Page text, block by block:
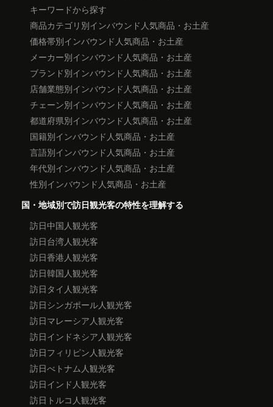
キーワードから探す
商品カテゴリ別インバウンド人気商品・お土産
価格帯別インバウンド人気商品・お土産
メーカー別インバウンド人気商品・お土産
ブランド別インバウンド人気商品・お土産
店舗業態別インバウンド人気商品・お土産
チェーン別インバウンド人気商品・お土産
都道府県別インバウンド人気商品・お土産
国籍別インバウンド人気商品・お土産
言語別インバウンド人気商品・お土産
年代別インバウンド人気商品・お土産
性別インバウンド人気商品・お土産
国・地域別で訪日観光客の特性を理解する
訪日中国人観光客
訪日台湾人観光客
訪日香港人観光客
訪日韓国人観光客
訪日タイ人観光客
訪日シンガポール人観光客
訪日マレーシア人観光客
訪日インドネシア人観光客
訪日フィリピン人観光客
訪日べトナム人観光客
訪日インド人観光客
訪日トルコ人観光客